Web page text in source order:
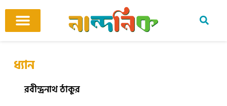
content
ধ্যান
রবীন্দ্রনাথ ঠাকুর